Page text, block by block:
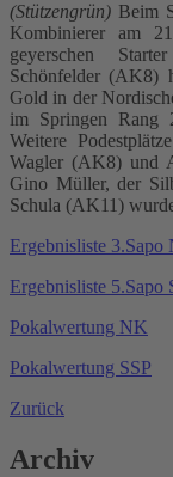
(Stützengrün) Beim
Kombinierer am
geyerschen
Schönfelder (AK8)
Gold in der
im Springen Rang
Weitere
Wagler (AK8) und
Gino Müller, der
Schula (AK11)
Ergebnisliste
Ergebnisliste 5.Sapo
Pokalwertung NK
Pokalwertung SSP
Zurück
Archiv